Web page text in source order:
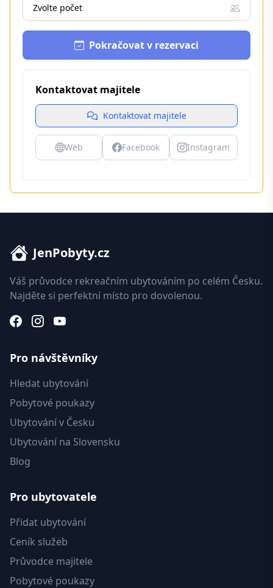
Zvolte počet
Pokračovat v rezervaci
Kontaktovat majitele
Kontaktovat majitele
Web Facebook Instagram
JenPobyty.cz
Váš průvodce rekreačním ubytováním po celém Česku.
Najděte si perfektní místo pro dovolenou.
Pro návštěvníky
Hledat ubytování
Pobytové poukazy
Ubytování v Česku
Ubytování na Slovensku
Blog
Pro ubytovatele
Přidat ubytování
Ceník služeb
Průvodce majitele
Pobytové poukazy